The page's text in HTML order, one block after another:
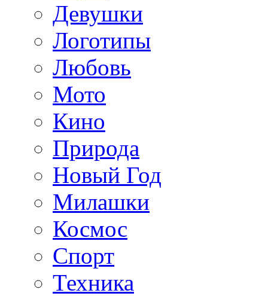
Девушки
Логотипы
Любовь
Мото
Кино
Природа
Новый Год
Милашки
Космос
Спорт
Техника